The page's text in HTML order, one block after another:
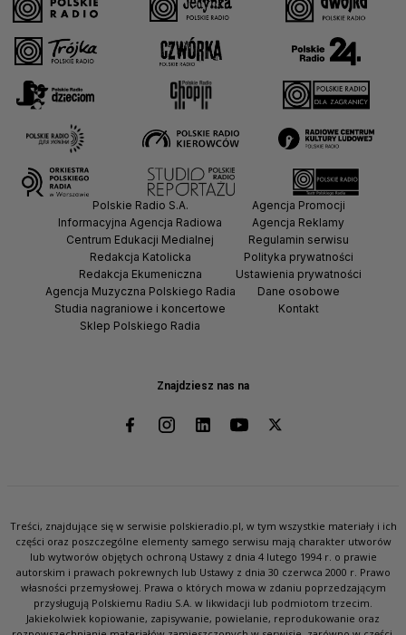
Znajdziesz nas na
Polskie Radio S.A.
Informacyjna Agencja Radiowa
Centrum Edukacji Medialnej
Redakcja Katolicka
Redakcja Ekumeniczna
Agencja Muzyczna Polskiego Radia
Studia nagraniowe i koncertowe
Sklep Polskiego Radia
Agencja Promocji
Agencja Reklamy
Regulamin serwisu
Polityka prywatności
Ustawienia prywatności
Dane osobowe
Kontakt
Treści, znajdujące się w serwisie polskieradio.pl, w tym wszystkie materiały i ich
części oraz poszczególne elementy samego serwisu mają charakter utworów
lub wytworów objętych ochroną Ustawy z dnia 4 lutego 1994 r. o prawie
autorskim i prawach pokrewnych lub Ustawy z dnia 30 czerwca 2000 r. Prawo
własności przemysłowej. Prawa o których mowa w zdaniu poprzedzającym
przysługują Polskiemu Radiu S.A. w likwidacji lub podmiotom trzecim.
Jakiekolwiek kopiowanie, zapisywanie, powielanie, reprodukowanie oraz